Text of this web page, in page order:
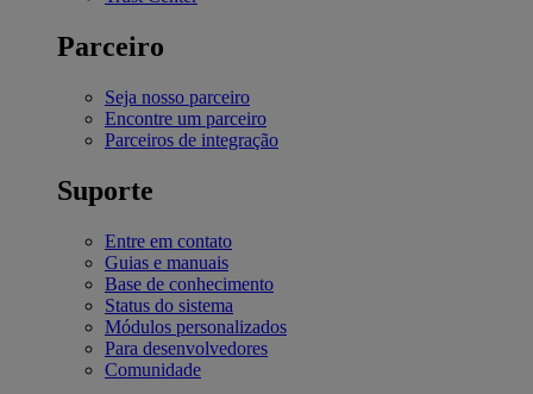
Parceiro
Seja nosso parceiro
Encontre um parceiro
Parceiros de integração
Suporte
Entre em contato
Guias e manuais
Base de conhecimento
Status do sistema
Módulos personalizados
Para desenvolvedores
Comunidade